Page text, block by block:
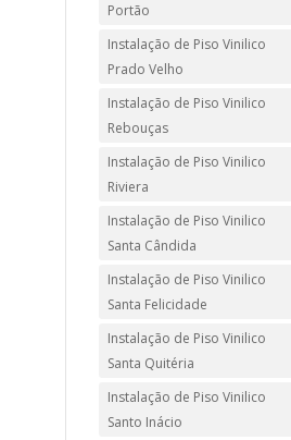
Portão
Instalação de Piso Vinilico
Prado Velho
Instalação de Piso Vinilico
Rebouças
Instalação de Piso Vinilico
Riviera
Instalação de Piso Vinilico
Santa Cândida
Instalação de Piso Vinilico
Santa Felicidade
Instalação de Piso Vinilico
Santa Quitéria
Instalação de Piso Vinilico
Santo Inácio